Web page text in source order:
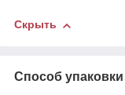
Скрыть
Способ упаковки